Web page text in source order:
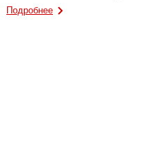
Подробнее